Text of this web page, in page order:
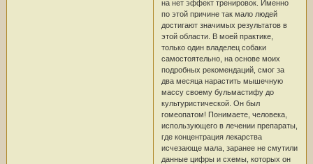
на нет эффект тренировок. Именно
по этой причине так мало людей
достигают значимых результатов в
этой области. В моей практике,
только один владелец собаки
самостоятельно, на основе моих
подробных рекомендаций, смог за
два месяца нарастить мышечную
массу своему бульмастифу до
культуристической. Он был
гомеопатом! Понимаете, человека,
использующего в лечении препараты,
где концентрация лекарства
исчезающе мала, заранее не смутили
данные цифры и схемы, которых он